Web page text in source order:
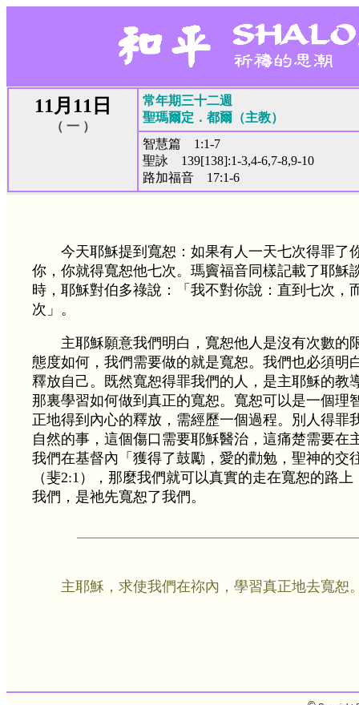
11月11日
（ 一 ）
常年期三十二週
聖瑪爾定．都爾（主教）
智慧篇 1:1-7
聖詠 139[138]:1-3,4-6,7-8,9-10
路加福音 17:1-6
今天耶穌提到寬恕：如果有人一天七次得罪了
你，你就得寬恕他七次。瑪竇福音同樣記載了耶穌
時，耶穌對伯多祿說：「我不對你說：直到七次，
次」。
主耶穌願意我們明白，寬恕他人是沒有次數的
態度如何，我們需要做的就是寬恕。我們也必須明
釋放自己。既然寬恕得罪我們的人，是主耶穌的教
那裏學習如何做到真正的寬恕。寬恕可以是一個理
正地得到內心的釋放，需經歷一個過程。別人得罪
自然的事，這個傷口需要耶穌醫治，這痛楚需要在
我們在基督內「獲得了鼓勵，愛的勸勉，聖神的交
（斐2:1），那麼我們就可以真實的走在寬恕的路
我們，是祂先寬恕了我們。
主耶穌，求使我們在祢內，學習真正地去寬恕